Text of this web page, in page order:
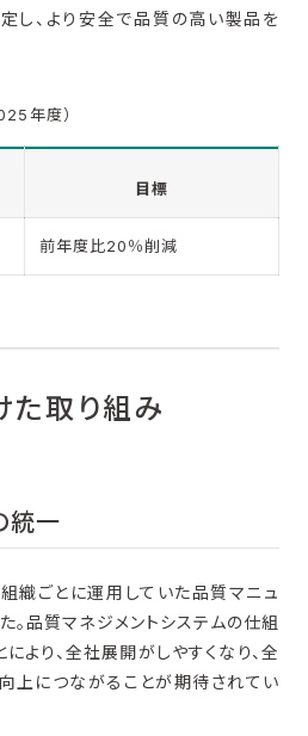
し、より安全で品質の高い製品を
年度）
目標
前年度比20％削減
た取り組み
統一
織ごとに運用していた品質マニュ
。品質マネジメントシステムの仕組
より、全社展開がしやすくなり、全
上につながることが期待されてい